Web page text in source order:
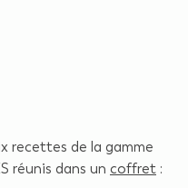
recettes de la gamme
réunis dans un coffret :